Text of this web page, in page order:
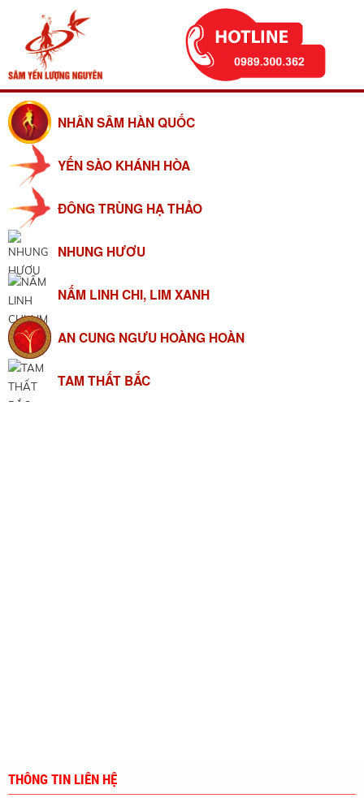
NHÂN SÂM HÀN QUỐC
YẾN SÀO KHÁNH HÒA
ĐÔNG TRÙNG HẠ THẢO
NHUNG HƯƠU
NẤM LINH CHI, LIM XANH
AN CUNG NGƯU HOÀNG HOÀN
TAM THẤT BẮC
THÔNG TIN LIÊN HỆ